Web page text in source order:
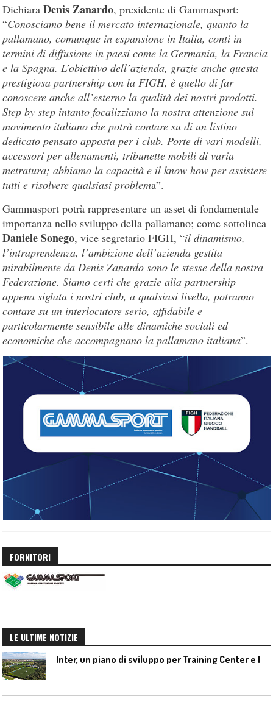
DichiaraDenis Zanardo, presidente di Gammasport:
“Conosciamo bene il mercato internazionale, quanto la
pallamano, comunque in espansione in Italia, conti in
termini di diffusione in paesi come la Germania, la Francia
e la Spagna. L’obiettivo dell’azienda, grazie anche questa
prestigiosa partnership con la FIGH, è quello di far
conoscere anche all’esterno la qualità dei nostri prodotti.
Step by step intanto focalizziamo la nostra attenzione sul
movimento italiano che potrà contare su di un listino
dedicato pensato apposta per i club. Porte di vari modelli,
accessori per allenamenti, tribunette mobili di varia
metratura; abbiamo la capacità e il know how per assistere
tutti e risolvere qualsiasi problema”.
Gammasport potrà rappresentare un asset di fondamentale
importanza nello sviluppo della pallamano; come sottolinea
Daniele Sonego, vice segretario FIGH, “il dinamismo,
l’intraprendenza, l’ambizione dell’azienda gestita
mirabilmente da Denis Zanardo sono le stesse della nostra
Federazione. Siamo certi che grazie alla partnership
appena siglata i nostri club, a qualsiasi livello, potranno
contare su un interlocutore serio, affidabile e
particolarmente sensibile alle dinamiche sociali ed
economiche che accompagnano la pallamano italiana”.
FORNITORI
LE ULTIME NOTIZIE